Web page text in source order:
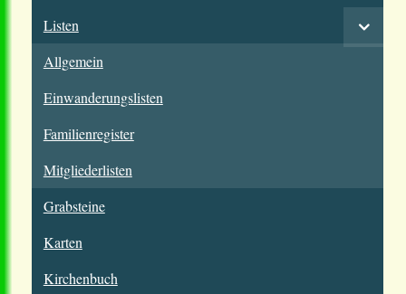
Listen
Allgemein
Einwanderungslisten
Familienregister
Mitgliederlisten
Grabsteine
Karten
Kirchenbuch